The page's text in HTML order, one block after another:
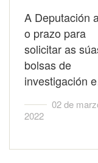
A Deputación
o prazo para
solicitar as
bolsas de
investigación
02 de
2022